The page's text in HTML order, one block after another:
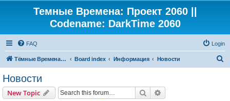
Темные Времена: Проект 2060 ||
Codename: DarkTime 2060
FAQ Login
Тёмные Времена: Проект 2060 Board index Информация Новости
Новости
New Topic Search